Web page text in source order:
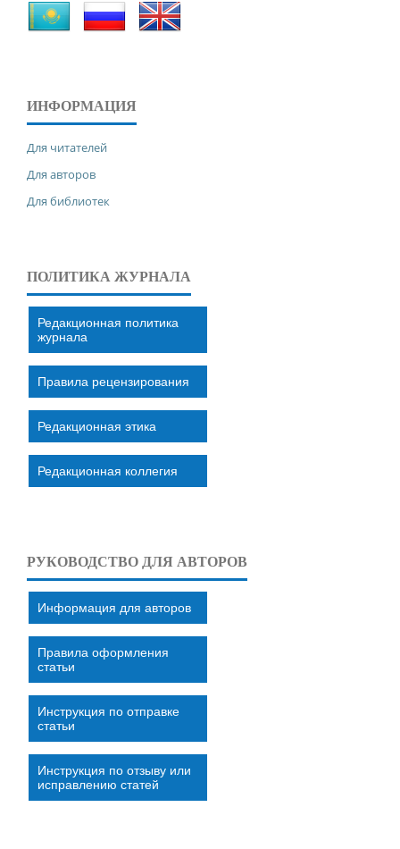
ИНФОРМАЦИЯ
Для читателей
Для авторов
Для библиотек
ПОЛИТИКА ЖУРНАЛА
Редакционная политика
журнала
Правила рецензирования
Редакционная этика
Редакционная коллегия
РУКОВОДСТВО ДЛЯ АВТОРОВ
Информация для авторов
Правила оформления
статьи
Инструкция по отправке
статьи
Инструкция по отзыву или
исправлению статей